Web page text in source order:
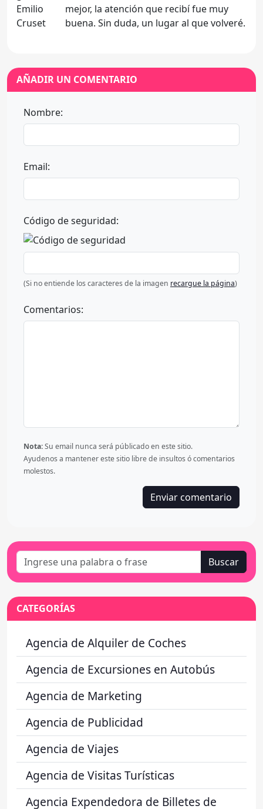
mejor, la atención que recibí fue muy
buena. Sin duda, un lugar al que volveré.
AÑADIR UN COMENTARIO
Nombre:
Email:
Código de seguridad:
(Si no entiende los caracteres de la imagen recargue la página)
Comentarios:
Nota:Su email nunca será públicado en este sitio.
Ayudenos a mantener este sitio libre de insultos ó comentarios
molestos.
Buscar
CATEGORÍAS
Agencia de Alquiler de Coches
Agencia de Excursiones en Autobús
Agencia de Marketing
Agencia de Publicidad
Agencia de Viajes
Agencia de Visitas Turísticas
Agencia Expendedora de Billetes de